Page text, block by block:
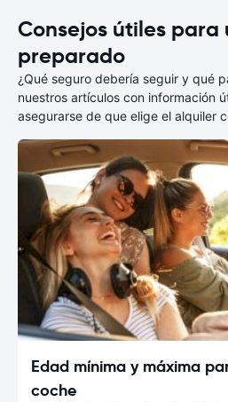
Consejos útiles para
preparado
¿Qué seguro debería seguir y qué
nuestros artículos con información
asegurarse de que elige el alquiler
Edad mínima y máxima
coche